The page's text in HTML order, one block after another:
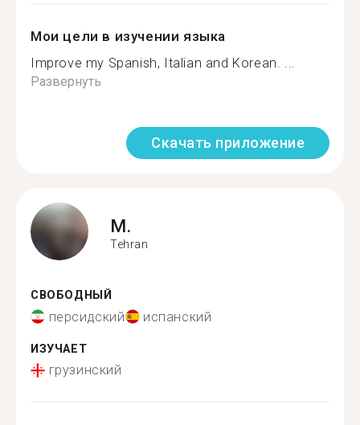
Мои цели в изучении языка
Improve my Spanish, Italian and Korean. ...
Развернуть
Скачать приложение
M.
Tehran
СВОБОДНЫЙ
персидский испанский
ИЗУЧАЕТ
грузинский